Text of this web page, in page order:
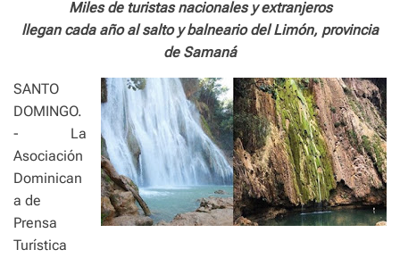
Miles de turistas nacionales y extranjeros
llegan cada año al salto y balneario del Limón, provincia
de Samaná
SANTO
DOMINGO.
- La
Asociación
Dominican
a de
Prensa
Turística